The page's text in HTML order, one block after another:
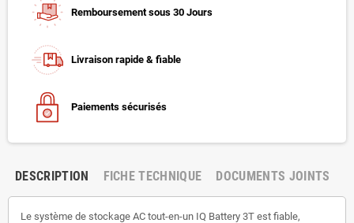
Remboursement sous 30 Jours
Livraison rapide & fiable
Paiements sécurisés
DESCRIPTION FICHE TECHNIQUE DOCUMENTS JOINTS
Le système de stockage AC tout-en-un IQ Battery 3T est fiable,